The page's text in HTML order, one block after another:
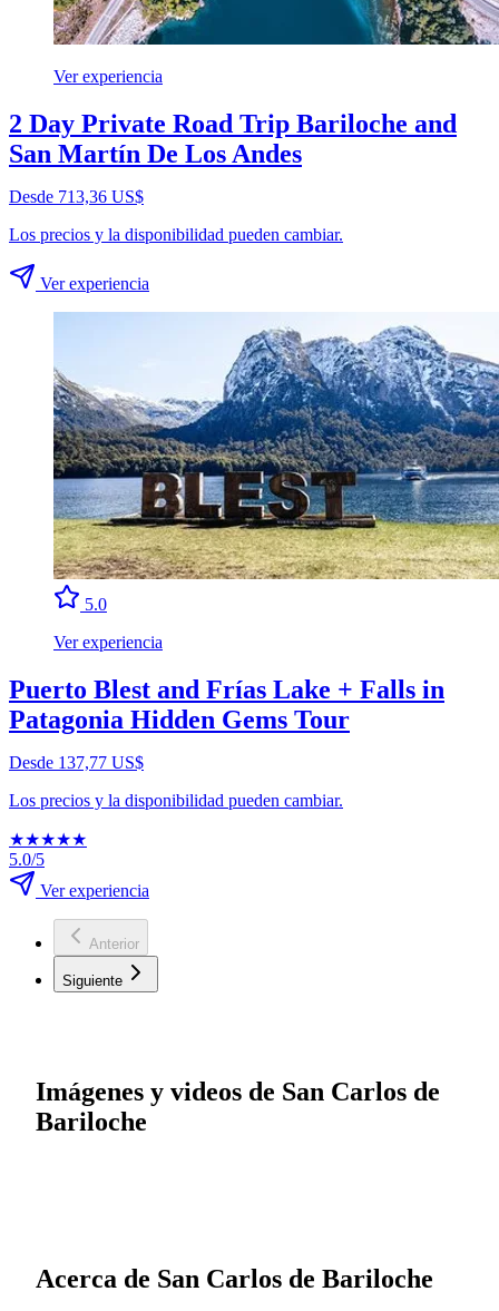
Ver experiencia
2 Day Private Road Trip Bariloche and
San Martín De Los Andes
Desde 713,36 US$
Los precios y la disponibilidad pueden cambiar.
Ver experiencia
5.0
Ver experiencia
Puerto Blest and Frías Lake + Falls in
Patagonia Hidden Gems Tour
Desde 137,77 US$
Los precios y la disponibilidad pueden cambiar.
★★★★★
5.0/5
Ver experiencia
Anterior
Siguiente
Imágenes y videos de San Carlos de
Bariloche
Acerca de San Carlos de Bariloche